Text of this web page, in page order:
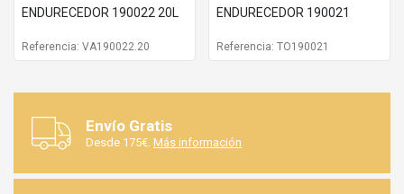
ENDURECEDOR 190022 20L
Referencia: VA190022.20
ENDURECEDOR 190021
Referencia: TO190021
Envío Gratis
Desde 175€. Más información